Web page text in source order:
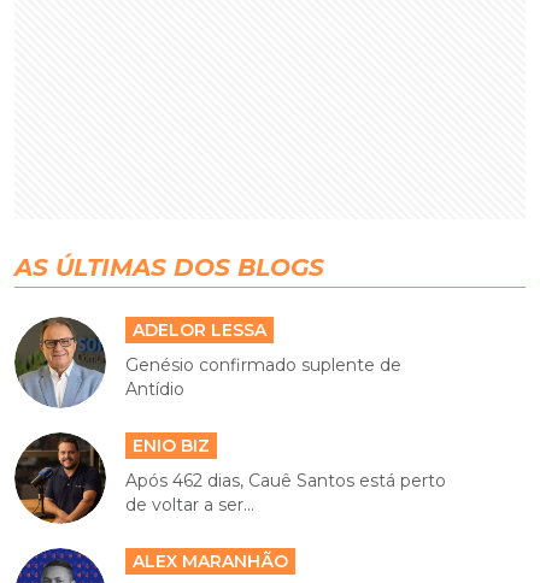
AS ÚLTIMAS DOS BLOGS
ADELOR LESSA
Genésio confirmado suplente de
Antídio
ENIO BIZ
Após 462 dias, Cauê Santos está perto
de voltar a ser...
ALEX MARANHÃO